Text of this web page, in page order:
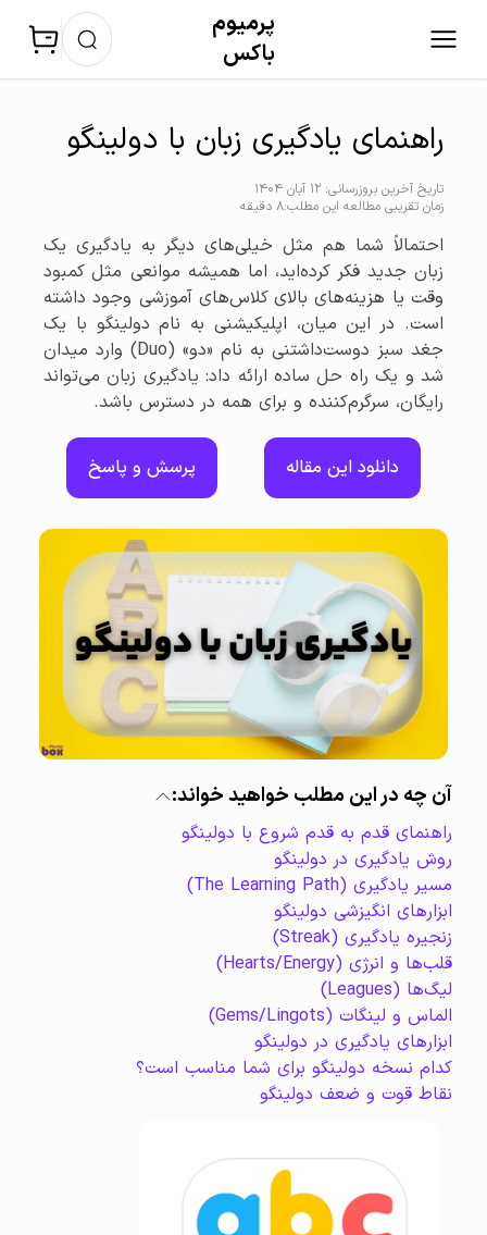
پرمیوم‌
باکس
راهنمای یادگیری زبان با دولینگو
تاریخ آخرین بروزرسانی: 12 آبان 1404
زمان تقریبی مطالعه این مطلب:8 دقیقه
احتمالاً شما هم مثل خیلی‌های دیگر به یادگیری یک
زبان جدید فکر کرده‌اید، اما همیشه موانعی مثل کمبود
وقت یا هزینه‌های بالای کلاس‌های آموزشی وجود داشته
است. در این میان، اپلیکیشنی به نام دولینگو با یک
جغد سبز دوست‌داشتنی به نام «دو» (Duo) وارد میدان
شد و یک راه حل ساده ارائه داد: یادگیری زبان می‌تواند
رایگان، سرگرم‌کننده و برای همه در دسترس باشد.
دانلود این مقاله پرسش و پاسخ
آن چه در این مطلب خواهید خواند:
راهنمای قدم به قدم شروع با دولینگو
روش یادگیری در دولینگو
مسیر یادگیری (The Learning Path)
ابزارهای انگیزشی دولینگو
زنجیره یادگیری (Streak)
قلب‌ها و انرژی (Hearts/Energy)
لیگ‌ها (Leagues)
الماس و لینگات (Gems/Lingots)
ابزارهای یادگیری در دولینگو
کدام نسخه دولینگو برای شما مناسب است؟
نقاط قوت و ضعف دولینگو